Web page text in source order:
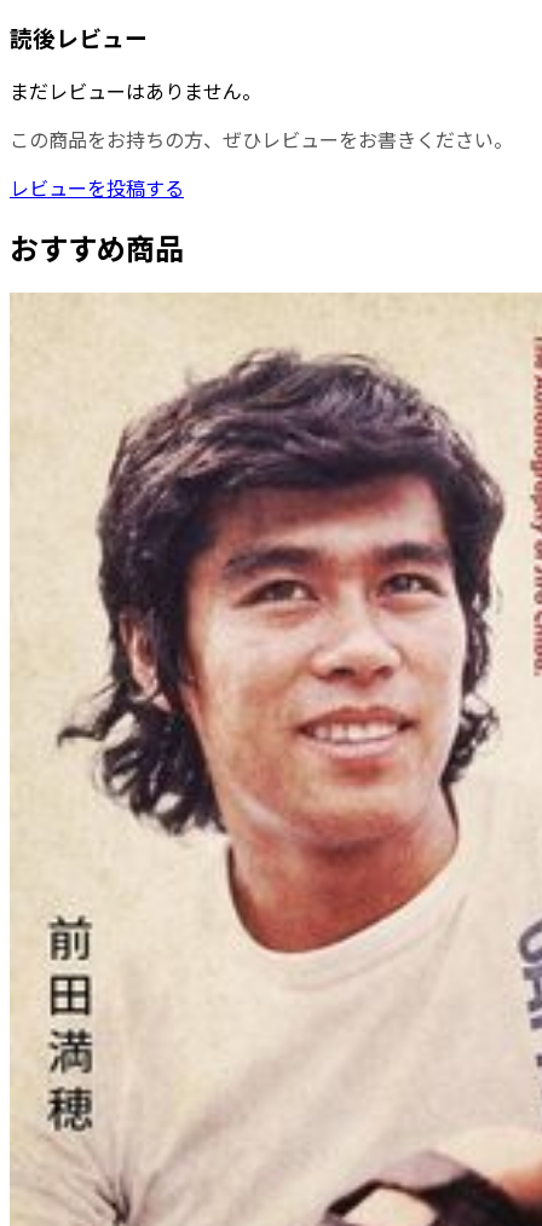
読後レビュー
まだレビューはありません。
この商品をお持ちの方、ぜひレビューをお書きください。
レビューを投稿する
おすすめ商品